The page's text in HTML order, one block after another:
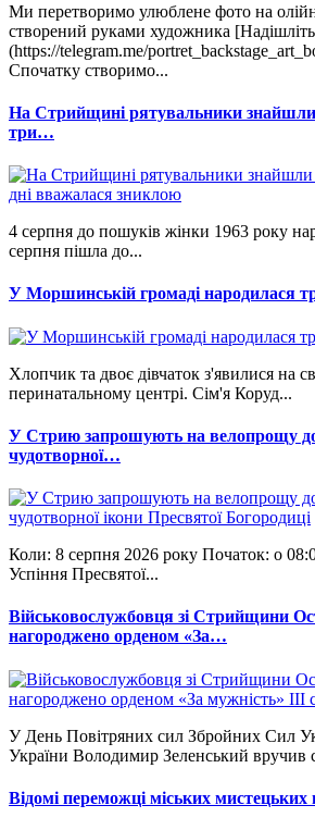
Ми перетворимо улюблене фото на
створений руками художника
(https://telegram.me/
Спочатку створимо...
На Стрийщині рятувальники
три…
4 серпня до пошуків жінки 1963 року
серпня пішла до...
У Моршинській громаді народилася
Хлопчик та двоє дівчаток з'явилися на
перинатальному центрі. Сім'я Коруд...
У Стрию запрошують на велопрощу
чудотворної…
Коли: 8 серпня 2026 року Початок: о
Успіння Пресвятої...
Військовослужбовця зі Стрийщини
нагороджено орденом «За…
У День Повітряних сил Збройних Сил
України Володимир Зеленський вручив
Відомі переможці міських мистецьких